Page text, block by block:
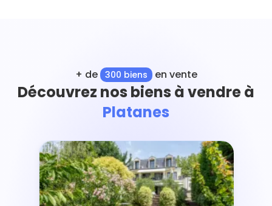
+ de 300 biens en vente
Découvrez nos biens à vendre à
Platanes